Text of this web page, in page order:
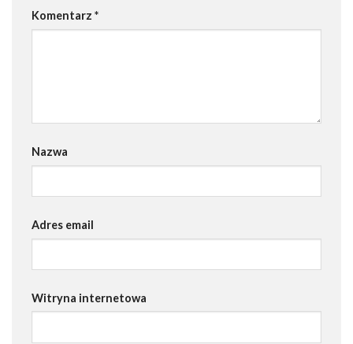
Komentarz *
Nazwa
Adres email
Witryna internetowa